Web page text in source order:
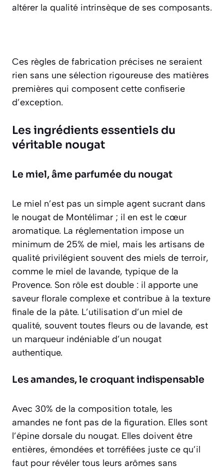
altérer la qualité intrinsèque de ses composants.
Ces règles de fabrication précises ne seraient
rien sans une sélection rigoureuse des matières
premières qui composent cette confiserie
d’exception.
Les ingrédients essentiels du
véritable nougat
Le miel, âme parfumée du nougat
Le miel n’est pas un simple agent sucrant dans
le nougat de Montélimar ; il en est le cœur
aromatique. La réglementation impose un
minimum de 25% de miel, mais les artisans de
qualité privilégient souvent des miels de terroir,
comme le miel de lavande, typique de la
Provence. Son rôle est double : il apporte une
saveur florale complexe et contribue à la texture
finale de la pâte. L’utilisation d’un miel de
qualité, souvent toutes fleurs ou de lavande, est
un marqueur indéniable d’un nougat
authentique.
Les amandes, le croquant indispensable
Avec 30% de la composition totale, les
amandes ne font pas de la figuration. Elles sont
l’épine dorsale du nougat. Elles doivent être
entières, émondées et torréfiées juste ce qu’il
faut pour révéler tous leurs arômes sans